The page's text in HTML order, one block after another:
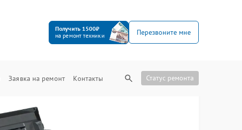
Получить 1500₽
на ремонт техники
Перезвоните мне
Заявка на ремонт Контакты Статус ремонта